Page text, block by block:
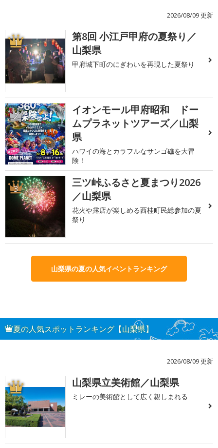
2026/08/09 更新
1
第8回 小江戸甲府の夏祭り／
山梨県
甲府城下町のにぎわいを再現した夏祭り
2
イオンモール甲府昭和 ドー
ムプラネットツアーズ／山梨
県
ハワイの海とカラフルなサンゴ礁を大冒
険！
3
三ツ峠ふるさと夏まつり2026
／山梨県
花火や露店が楽しめる西桂町民総参加の夏
祭り
山梨県の夏の人気イベントランキング
夏の人気スポットランキング【山梨県】
2026/08/09 更新
1 山梨県立美術館／山梨県
ミレーの美術館として広く親しまれる